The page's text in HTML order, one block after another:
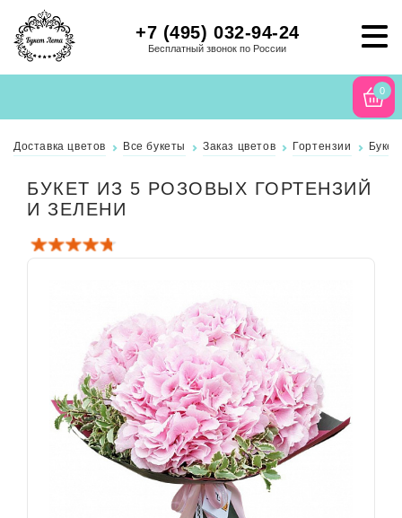
+7 (495) 032-94-24
Бесплатный звонок по России
0
Доставка цветов Все букеты Заказ цветов Гортензии
БУКЕТ ИЗ 5 РОЗОВЫХ ГОРТЕНЗИЙ
И ЗЕЛЕНИ